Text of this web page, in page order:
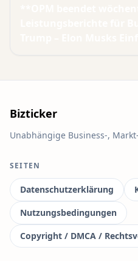
Bizticker
Unabhängige Business-,
SEITEN
Datenschutzerklärung
Nutzungsbedingungen
Copyright / DMCA /